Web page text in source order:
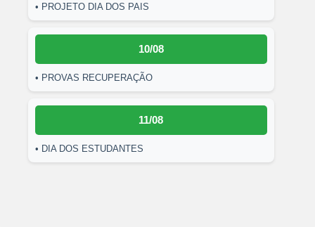
• PROJETO DIA DOS PAIS
10/08
• PROVAS RECUPERAÇÃO
11/08
• DIA DOS ESTUDANTES